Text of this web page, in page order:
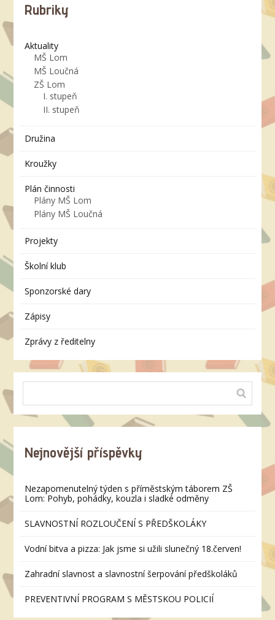
Rubriky
Aktuality
MŠ Lom
MŠ Loučná
ZŠ Lom
I. stupeň
II. stupeň
Družina
Kroužky
Plán činnosti
Plány MŠ Lom
Plány MŠ Loučná
Projekty
Školní klub
Sponzorské dary
Zápisy
Zprávy z ředitelny
Nejnovější příspěvky
Nezapomenutelný týden s příměstským táborem ZŠ
Lom: Pohyb, pohádky, kouzla i sladké odměny
SLAVNOSTNÍ ROZLOUČENÍ S PŘEDŠKOLÁKY
Vodní bitva a pizza: Jak jsme si užili slunečný 18.červen!
Zahradní slavnost a slavnostní šerpování předškoláků
PREVENTIVNÍ PROGRAM S MĚSTSKOU POLICIÍ